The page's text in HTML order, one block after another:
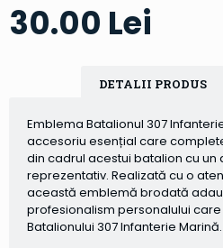
30.00 Lei
DETALII PRODUS
Emblema Batalionul 307
accesoriu esențial care
din cadrul acestui batalion cu un
reprezentativ. Realizată cu o
această emblemă brodată
profesionalism personalului
Batalionului 307 Infanterie Marină.